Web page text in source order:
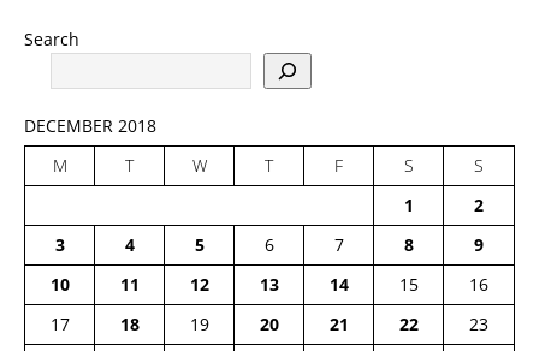
Search
DECEMBER 2018
M
T W T F S
S
1
2
3
4 5 6 7 8
9
10
11 12 13 14 15
16
17
18 19 20 21 22
23